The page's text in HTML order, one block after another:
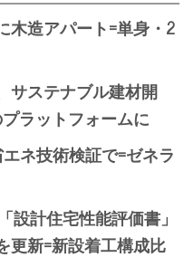
木造アパート=単身・2
サステナブル建材開
ラットフォームに
ネ技術検証で=ゼネラ
設計住宅性能評価書」
更新=新設着工構成比